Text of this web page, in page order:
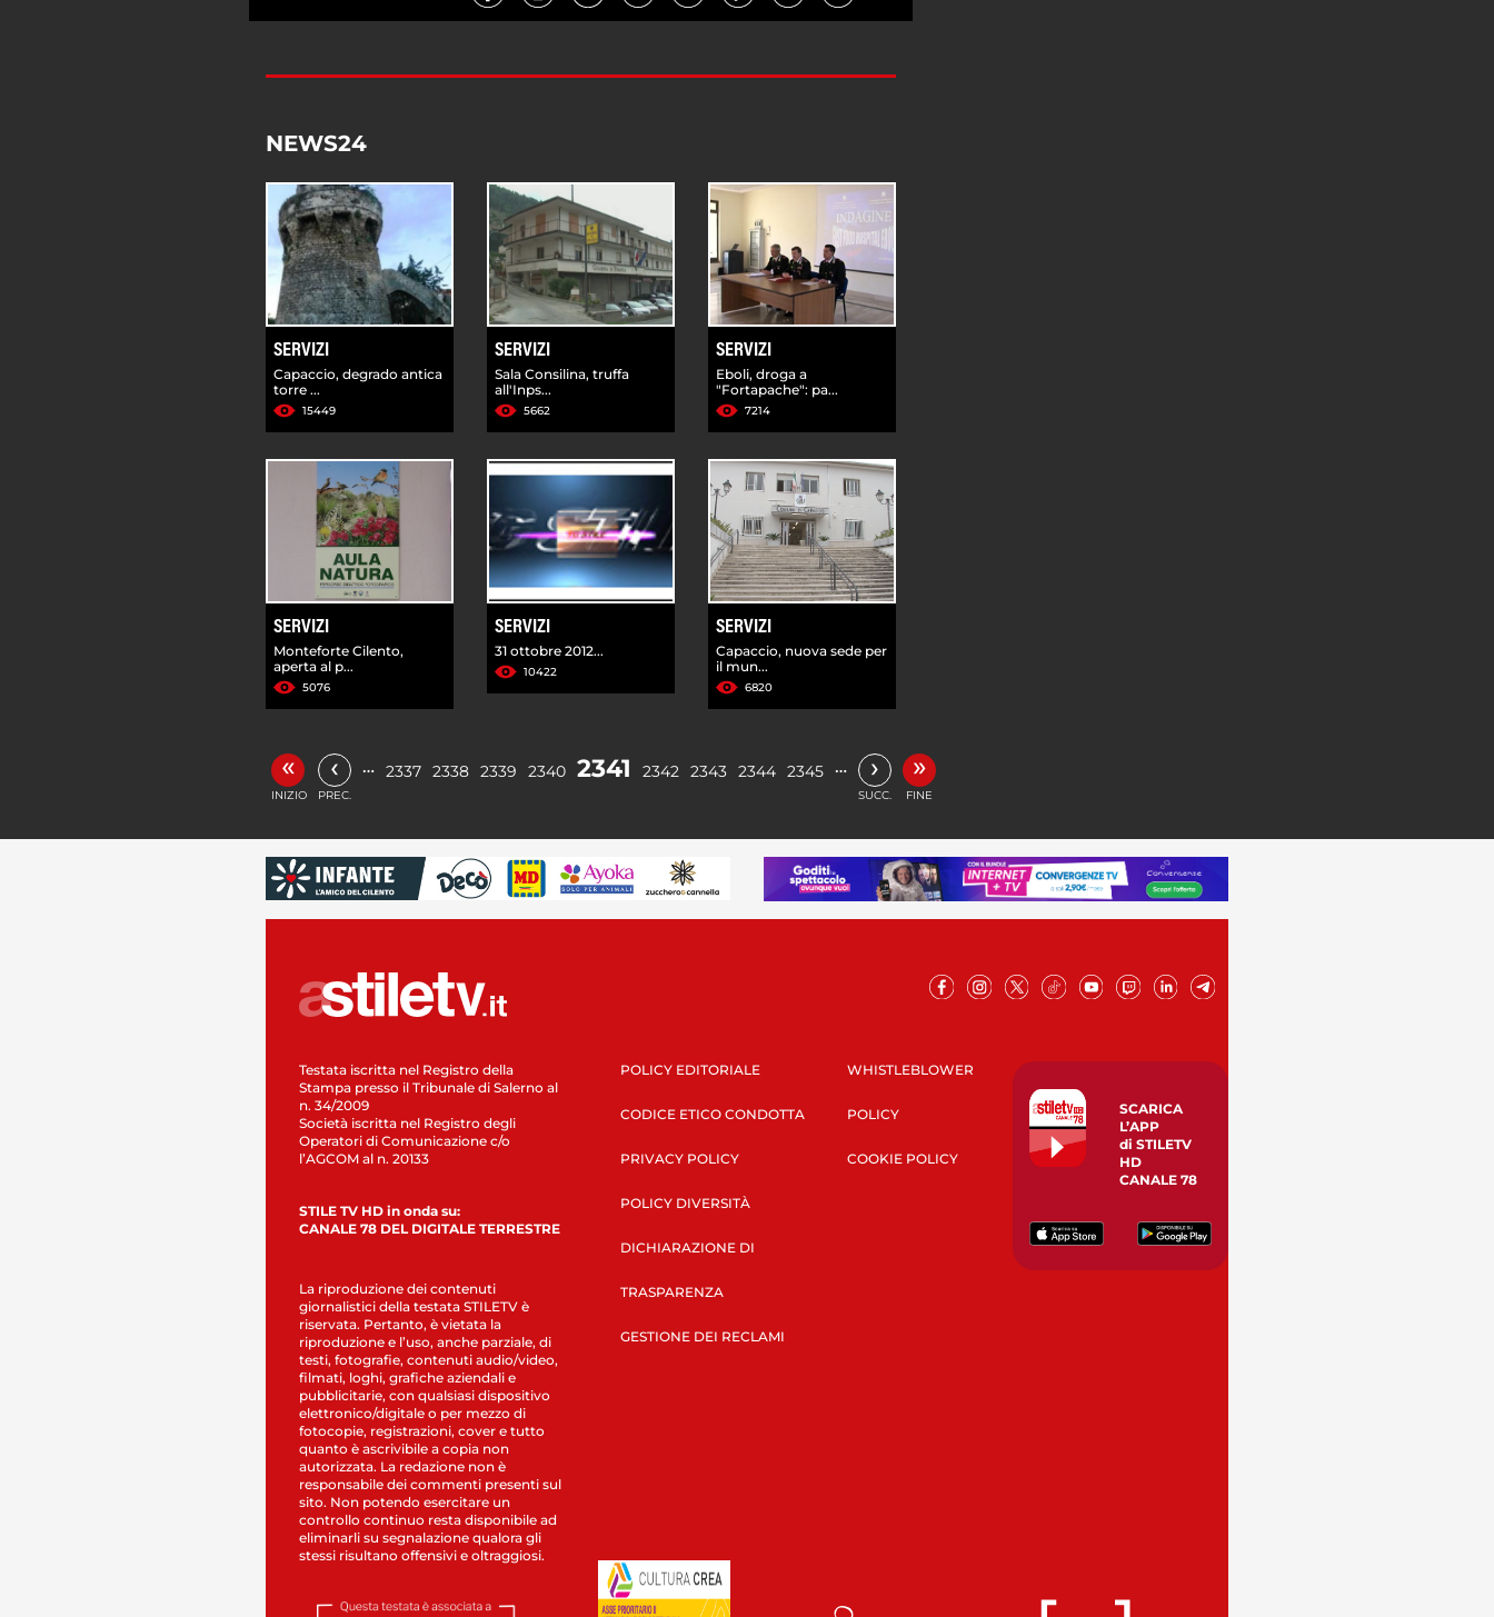
NEWS24
SERVIZI
Capaccio, degrado antica
torre ...
15449
SERVIZI
Sala Consilina, truffa
all'Inps...
5662
SERVIZI
Eboli, droga a
"Fortapache": pa...
7214
SERVIZI
Monteforte Cilento,
aperta al p...
5076
SERVIZI
31 ottobre 2012...
10422
SERVIZI
Capaccio, nuova sede per
il mun...
6820
«
INIZIO
‹
PREC.
… 2337 2338 2339 2340 2341 2342 2343 2344 2345 … ›
SUCC.
»
FINE
Testata iscritta nel Registro della
Stampa presso il Tribunale di Salerno al
n. 34/2009
Società iscritta nel Registro degli
Operatori di Comunicazione c/o
l’AGCOM al n. 20133
STILE TV HD in onda su:
CANALE 78 DEL DIGITALE TERRESTRE
La riproduzione dei contenuti
giornalistici della testata STILETV è
riservata. Pertanto, è vietata la
riproduzione e l’uso, anche parziale, di
testi, fotografie, contenuti audio/video,
filmati, loghi, grafiche aziendali e
pubblicitarie, con qualsiasi dispositivo
elettronico/digitale o per mezzo di
fotocopie, registrazioni, cover e tutto
quanto è ascrivibile a copia non
autorizzata. La redazione non è
responsabile dei commenti presenti sul
sito. Non potendo esercitare un
controllo continuo resta disponibile ad
eliminarli su segnalazione qualora gli
stessi risultano offensivi e oltraggiosi.
POLICY EDITORIALE
CODICE ETICO CONDOTTA
PRIVACY POLICY
POLICY DIVERSITÀ
DICHIARAZIONE DI
TRASPARENZA
GESTIONE DEI RECLAMI
WHISTLEBLOWER
POLICY
COOKIE POLICY
SCARICA
L’APP
di STILETV
HD
CANALE 78